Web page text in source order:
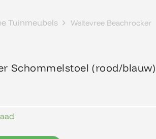
Tuinmeubels
Weltevree Beachrocker
Schommelstoel (rood/blauw)